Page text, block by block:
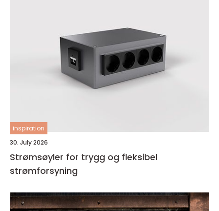
inspiration
30. July 2026
Strømsøyler for trygg og fleksibel
strømforsyning